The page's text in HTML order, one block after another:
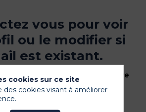
vous pour voir
ou le modifier si
est existant.
si vous voulez utiliser un autre
cookies sur ce site
des cookies visant à améliorer